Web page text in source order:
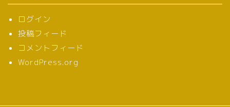
ログイン
投稿フィード
コメントフィード
WordPress.org